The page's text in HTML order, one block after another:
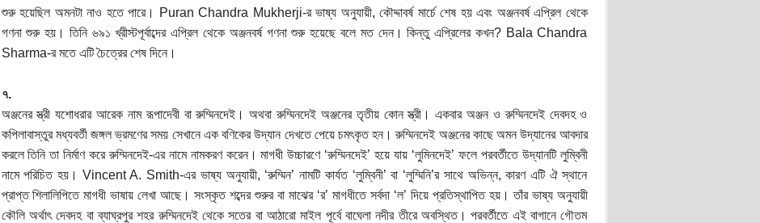
শুরু হয়েছিল অমনটা নাও হতে পারে। Puran Chandra Mukherji-র ভাষ্য অনুযায়ী, কৌদ্দাবর্ষ মার্চে শেষ হয় এবং অঞ্জনবর্ষ এপ্রিল থেকে
গণনা শুরু হয়। তিনি ৬৯১ খ্রীস্টপূর্বাব্দের এপ্রিল থেকে অঞ্জনবর্ষ গণনা শুরু হয়েছে বলে মত দেন। কিন্তু এপ্রিলের কখন? Bala Chandra
Sharma-র মতে এটি চৈত্রের শেষ দিনে।
৭.
অঞ্জনের স্ত্রী যশোধরার আরেক নাম রূপাদেবী বা রুম্মিনদেই। অথবা রুম্মিনদেই অঞ্জনের তৃতীয় কোন স্ত্রী। একবার অঞ্জন ও রুম্মিনদেই দেবদহ ও
কপিলাবাস্তুর মধ্যবর্তী জঙ্গল ভ্রমণের সময় সেখানে এক বণিকের উদ্যান দেখতে পেয়ে চমৎকৃত হন। রুম্মিনদেই অঞ্জনের কাছে অমন উদ্যানের আবদার
করলে তিনি তা নির্মাণ করে রুম্মিনদেই-এর নামে নামকরণ করেন। মাগধী উচ্চারণে ‘রুম্মিনদেই’ হয়ে যায় ‘লুমিনদেই’ ফলে পরবর্তীতে উদ্যানটি লুম্বিনী
নামে পরিচিত হয়। Vincent A. Smith-এর ভাষ্য অনুযায়ী, ‘রুম্মিন’ নামটি কার্যত ‘লুম্বিনী’ বা ‘লুম্মিনি’র সাথে অভিন্ন, কারণ এটি ঐ স্থানে
প্রাপ্ত শিলালিপিতে মাগধী ভাষায় লেখা আছে। সংস্কৃত শব্দের শুরুর বা মাঝের ‘র’ মাগধীতে সর্বদা ‘ল’ দিয়ে প্রতিস্থাপিত হয়। তাঁর ভাষ্য অনুযায়ী
কৌলি অর্থাৎ দেবদহ বা ব্যাঘ্রপুর শহর রুম্মিনদেই থেকে সতের বা আঠারো মাইল পূর্বে বাঘেলা নদীর তীরে অবস্থিত। পরবর্তীতে এই বাগানে গৌতম